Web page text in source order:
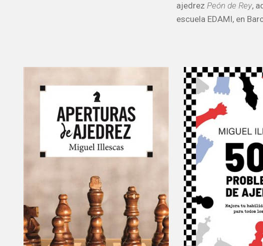
ajedrez Peón de Rey,
escuela EDAMI, en